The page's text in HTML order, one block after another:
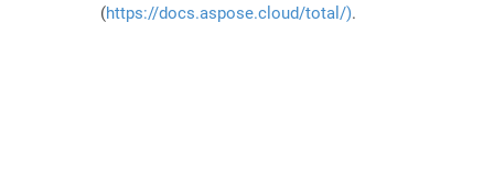
(https://docs.aspose.cloud/total/).